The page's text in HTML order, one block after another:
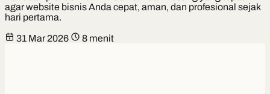
agar website bisnis Anda cepat, aman, dan profesional sejak
hari pertama.
31 Mar 2026 8 menit